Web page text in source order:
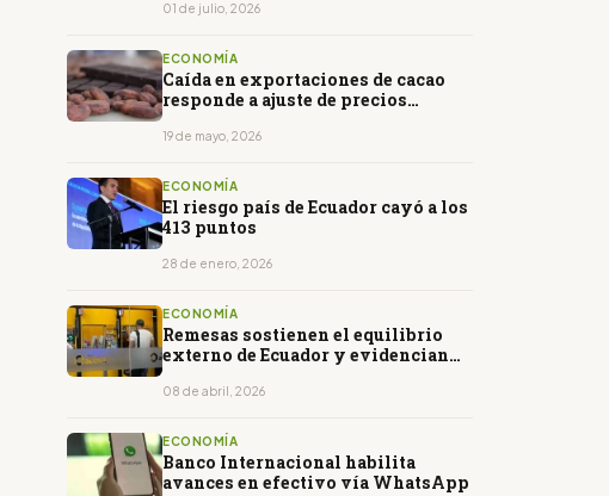
01 de julio, 2026
ECONOMÍA
Caída en exportaciones de cacao
responde a ajuste de precios
19 de mayo, 2026
ECONOMÍA
El riesgo país de Ecuador cayó a los
413 puntos
28 de enero, 2026
ECONOMÍA
Remesas sostienen el equilibrio
externo de Ecuador y evidencian
08 de abril, 2026
ECONOMÍA
Banco Internacional habilita
avances en efectivo vía WhatsApp